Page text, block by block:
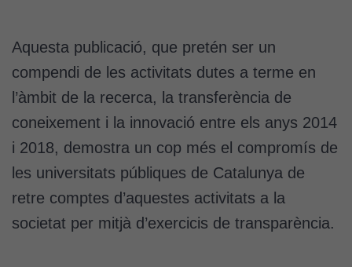
Aquesta publicació, que pretén ser un
compendi de les activitats dutes a terme en
l’àmbit de la recerca, la transferència de
coneixement i la innovació entre els anys 2014
i 2018, demostra un cop més el compromís de
les universitats públiques de Catalunya de
retre comptes d’aquestes activitats a la
societat per mitjà d’exercicis de transparència.